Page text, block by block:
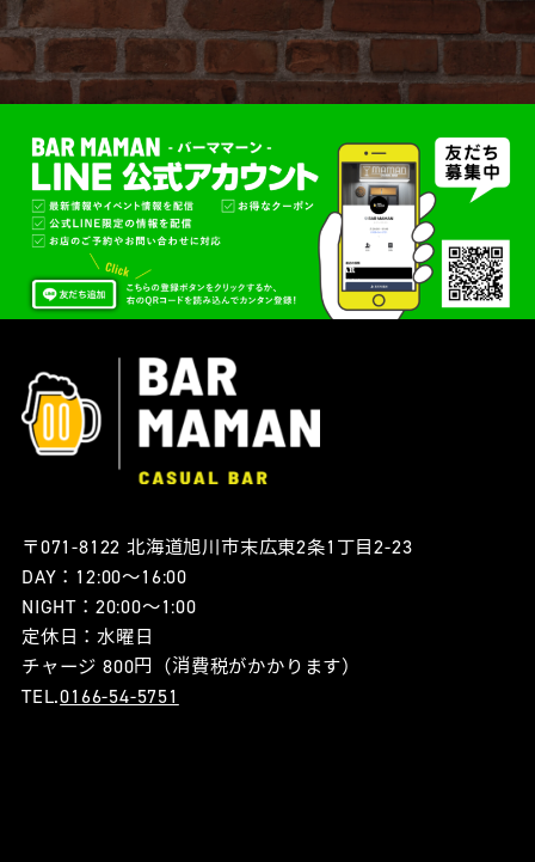
〒071-8122 北海道旭川市末広東2条1丁目2-23
DAY：12:00〜16:00
NIGHT：20:00〜1:00
定休日：水曜日
チャージ 800円（消費税がかかります）
TEL.0166-54-5751